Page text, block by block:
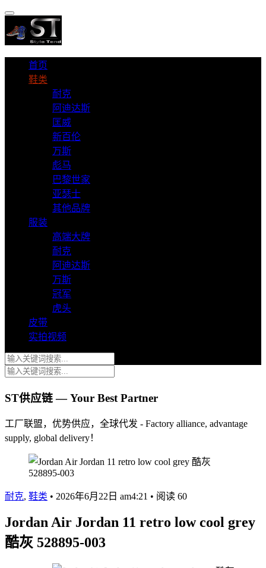
首页
鞋类
耐克
阿迪达斯
匡威
新百伦
万斯
彪马
巴黎世家
亚瑟士
其他品牌
服装
高端大牌
耐克
阿迪达斯
万斯
冠军
虎头
皮带
实拍视频
ST供应链 — Your Best Partner
工厂联盟，优势供应，全球代发 - Factory alliance, advantage
supply, global delivery！
耐克, 鞋类 • 2026年6月22日 am4:21 • 阅读 60
Jordan Air Jordan 11 retro low cool grey
酷灰 528895-003